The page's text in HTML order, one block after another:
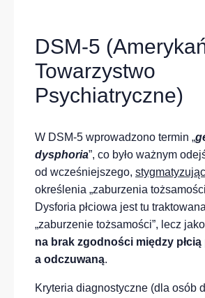
DSM-5
Towarzystwo
Psychiatryczne)
W DSM-5 wprowadzono termin „
dysphoria”, co było ważnym
od wcześniejszego,
określenia „zaburzenia
Dysforia płciowa jest tu
„zaburzenie tożsamości”, lecz jako
na brak zgodności między
a odczuwaną.
Kryteria diagnostyczne (dla osób